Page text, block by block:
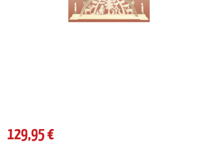
129,95 €